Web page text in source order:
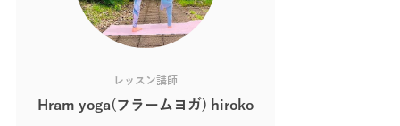
レッスン講師
Hram yoga(フラームヨガ) hiroko